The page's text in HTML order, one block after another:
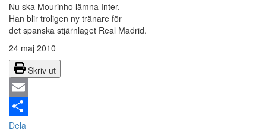
Nu ska Mourinho lämna Inter.
Han blir troligen ny tränare för
det spanska stjärnlaget Real Madrid.
24 maj 2010
Skriv ut
Email
Dela